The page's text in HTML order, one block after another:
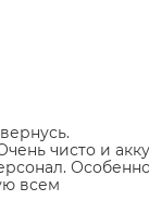
чисто и
всем